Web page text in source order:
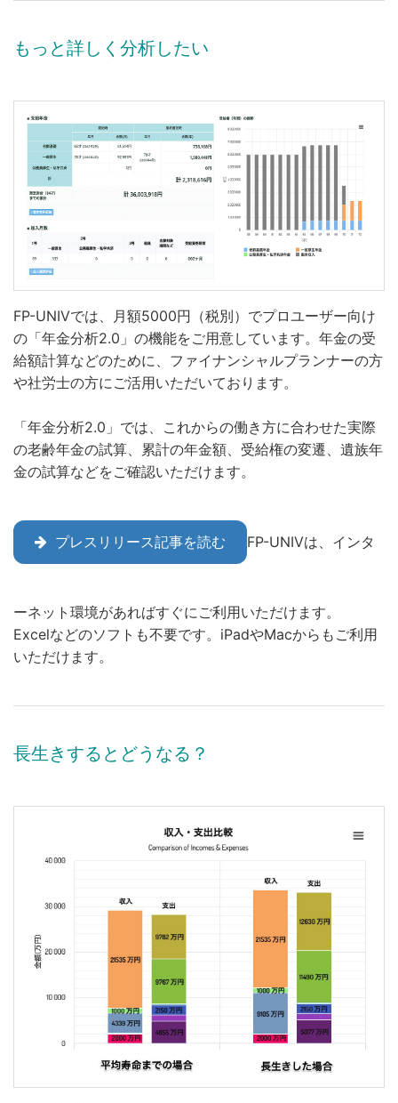
もっと詳しく分析したい
FP-UNIVでは、月額5000円（税別）でプロユーザー向け
の「年金分析2.0」の機能をご用意しています。年金の受
給額計算などのために、ファイナンシャルプランナーの方
や社労士の方にご活用いただいております。
「年金分析2.0」では、これからの働き方に合わせた実際
の老齢年金の試算、累計の年金額、受給権の変遷、遺族年
金の試算などをご確認いただけます。
プレスリリース記事を読む FP-UNIVは、インタ
ーネット環境があればすぐにご利用いただけます。
Excelなどのソフトも不要です。iPadやMacからもご利用
いただけます。
長生きするとどうなる？